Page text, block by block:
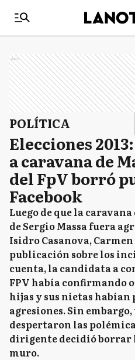
Ads
POLÍTICA
Elecciones
a caravana de
del FpV borró
Facebook
Luego de que la
de Sergio Massa fuera
Isidro Casanova,
publicación sobre los
cuenta, la candidata a
FPV había confirmando
hijas y sus nietas
agresiones. Sin
despertaron las
dirigente decidió borrar
muro.